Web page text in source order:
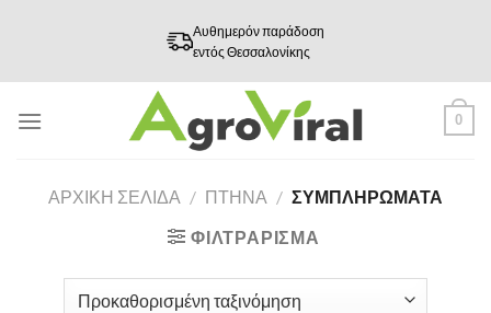
Αυθημερόν παράδοση
εντός Θεσσαλονίκης
0
ΑΡΧΙΚΉ ΣΕΛΊΔΑ / ΠΤΗΝΑ / ΣΥΜΠΛΗΡΏΜΑΤΑ
ΦΙΛΤΡΆΡΙΣΜΑ